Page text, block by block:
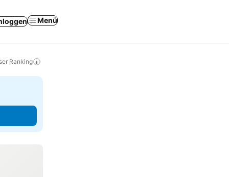
Menü
Ranking